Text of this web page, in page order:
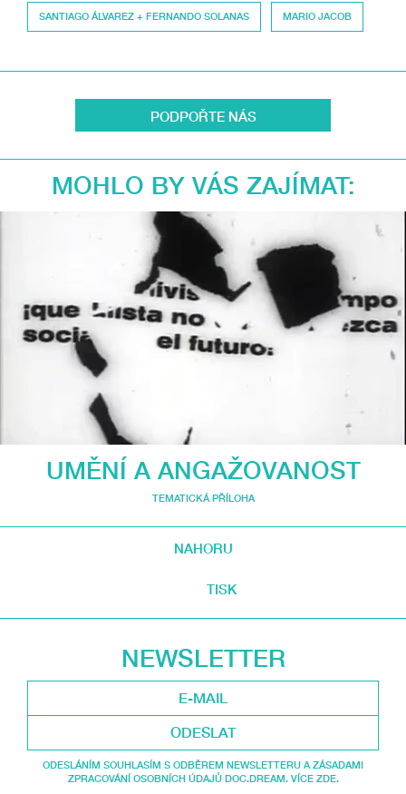
SANTIAGO ÁLVAREZ + FERNANDO SOLANAS MARIO JACOB
PODPOŘTE NÁS
MOHLO BY VÁS ZAJÍMAT:
UMĚNÍ A ANGAŽOVANOST
TEMATICKÁ PŘÍLOHA
NAHORU
TISK
NEWSLETTER
ODESLAT
ODESLÁNÍM SOUHLASÍM S ODBĚREM NEWSLETTERU A ZÁSADAMI
ZPRACOVÁNÍ OSOBNÍCH ÚDAJŮ DOC.DREAM. VÍCE ZDE.